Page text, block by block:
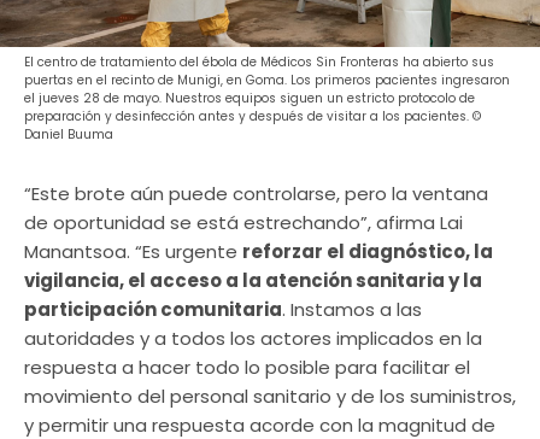
El centro de tratamiento del ébola de Médicos Sin Fronteras ha abierto sus
puertas en el recinto de Munigi, en Goma. Los primeros pacientes ingresaron
el jueves 28 de mayo. Nuestros equipos siguen un estricto protocolo de
preparación y desinfección antes y después de visitar a los pacientes. ©
Daniel Buuma
“Este brote aún puede controlarse, pero la ventana
de oportunidad se está estrechando”, afirma Lai
Manantsoa. “Es urgente reforzar el diagnóstico, la
vigilancia, el acceso a la atención sanitaria y la
participación comunitaria. Instamos a las
autoridades y a todos los actores implicados en la
respuesta a hacer todo lo posible para facilitar el
movimiento del personal sanitario y de los suministros,
y permitir una respuesta acorde con la magnitud de